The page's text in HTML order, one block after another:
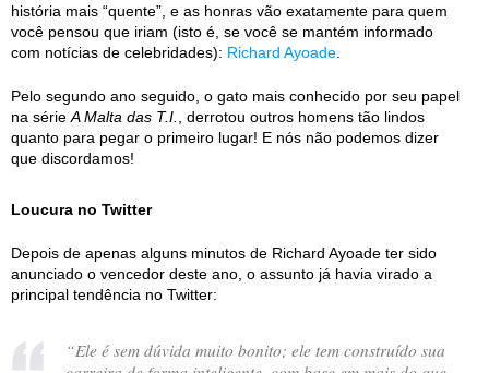
história mais “quente”, e as honras vão exatamente para quem
você pensou que iriam (isto é, se você se mantém informado
com notícias de celebridades): Richard Ayoade
Pelo segundo ano seguido, o gato mais conhecido por seu papel
na série A Malta das T.I.
, derrotou outros homens tão lindos
quanto para pegar o primeiro lugar! E nós não podemos dizer
que discordamos!
Loucura no Twitter
Depois de apenas alguns minutos de Richard Ayoade ter sido
anunciado o vencedor deste ano, o assunto já havia virado a
principal tendência no Twitter:
“Ele é sem dúvida muito bonito; ele tem construído sua